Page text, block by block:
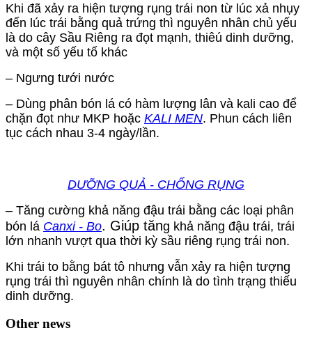
Khi đã xảy ra hiện tượng rụng trái non từ lúc xả nhụy
đến lúc trái bằng quả trứng thì nguyên nhân chủ yếu
là do cây Sầu Riêng ra đọt mạnh, thiêú dinh dưỡng,
và một số yếu tố khác
– Ngưng tưới nước
– Dùng phân bón lá có hàm lượng lân và kali cao để
chặn đọt như MKP hoặc KALI MEN. Phun cách liên
tục cách nhau 3-4 ngày/lần.
DƯỠNG QUẢ - CHỐNG RỤNG
– Tăng cường khả năng đậu trái bằng các loại phân
bón lá Canxi - Bo. Giúp tăng khả năng đậu trái, trái
lớn nhanh vượt qua thời kỳ sầu riêng rụng trái non.
Khi trái to bằng bát tô nhưng vẫn xảy ra hiện tượng
rụng trái thì nguyên nhân chính là do tình trạng thiếu
dinh dưỡng.
Other news